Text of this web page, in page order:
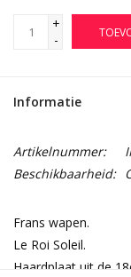
+
-
Informatie
Artikelnummer:
Beschikbaarheid:
Frans wapen.
Le Roi Soleil.
Haardplaat uit de